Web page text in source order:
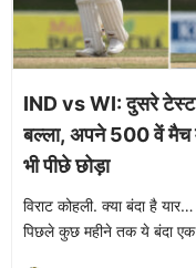
IND vs WI: दुसरे टेस्ट
बल्ला, अपने 500 वें मैच
भी पीछे छोड़ा
विराट कोहली. क्या बंदा है
पिछले कुछ महीने तक ये बंदा